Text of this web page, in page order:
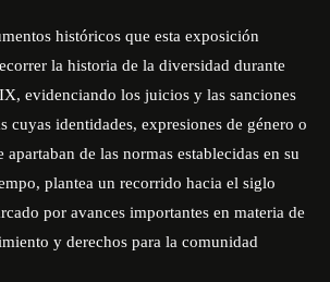
históricos que esta exposición
la historia de la diversidad durante
evidenciando los juicios y las sanciones
cuyas identidades, expresiones de género o
apartaban de las normas establecidas en su
plantea un recorrido hacia el siglo
por avances importantes en materia de
y derechos para la comunidad